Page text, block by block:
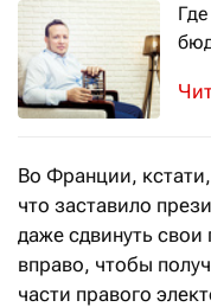
Во Франции,
что заставило
даже сдвинуть свои
вправо, чтобы
части правого